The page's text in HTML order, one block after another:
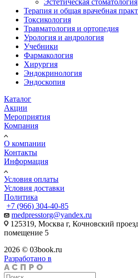
Терапия и общая врачебная
Токсикология
Травматология и ортопедия
Урология и андрология
Учебники
Фармакология
Хирургия
Эндокринология
Эндоскопия
Каталог
Акции
Мероприятия
Компания
О компании
Контакты
Информация
Условия оплаты
Условия доставки
Политика
+7 (966) 304-40-85
medpresstorg@yandex.ru
125319, Москва г, Кочновский
помещение 5
2026 © 03book.ru
Разработано в